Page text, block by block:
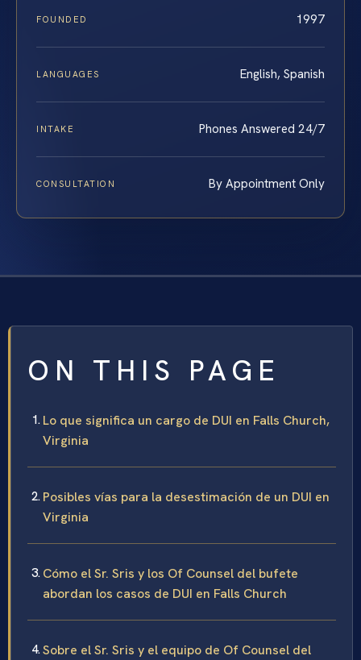
FOUNDED 1997
LANGUAGES English, Spanish
INTAKE Phones Answered 24/7
CONSULTATION By Appointment Only
ON THIS PAGE
Lo que significa un cargo de DUI en Falls Church,
Virginia
Posibles vías para la desestimación de un DUI en
Virginia
Cómo el Sr. Sris y los Of Counsel del bufete
abordan los casos de DUI en Falls Church
Sobre el Sr. Sris y el equipo de Of Counsel del